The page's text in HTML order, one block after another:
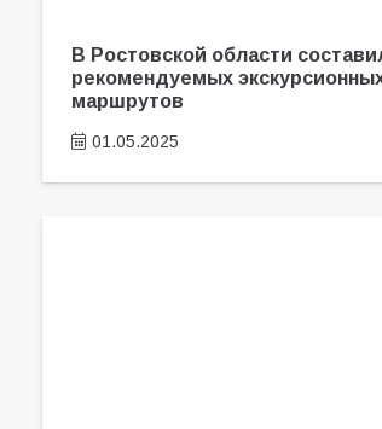
В Ростовской области
рекомендуемых
маршрутов
01.05.2025